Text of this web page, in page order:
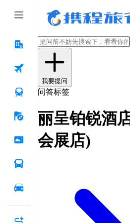
我要提问
问答标签
丽呈铂锐酒
会展店)